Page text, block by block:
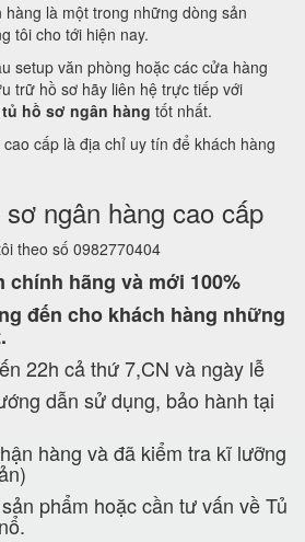
là một trong những dòng sản
tôi cho tới hiện nay.
setup văn phòng hoặc các cửa hàng
trữ hồ sơ hãy liên hệ trực tiếp với
hồ sơ ngân hàng tốt nhất.
cấp là địa chỉ uy tín để khách hàng
ngân hàng cao cấp
theo số 0982770404
chính hãng và mới 100%
đến cho khách hàng những
22h cả thứ 7,CN và ngày lễ
dẫn sử dụng, bảo hành tại
hàng và đã kiểm tra kĩ lưỡng
phẩm hoặc cần tư vấn về Tủ